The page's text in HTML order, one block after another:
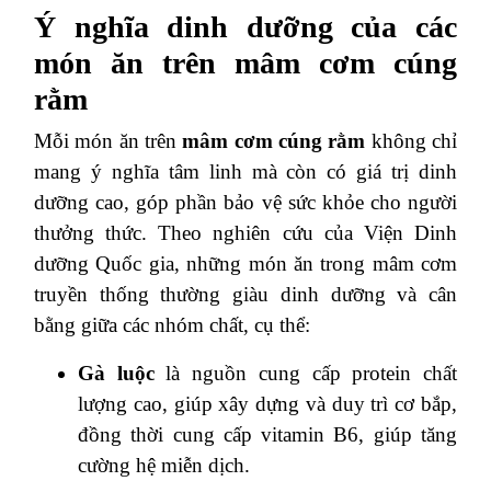
Ý nghĩa dinh dưỡng của các
món ăn trên mâm cơm cúng
rằm
Mỗi món ăn trênmâm cơm cúng rằm không chỉ
mang ý nghĩa tâm linh mà còn có giá trị dinh
dưỡng cao, góp phần bảo vệ sức khỏe cho người
thưởng thức. Theo nghiên cứu của Viện Dinh
dưỡng Quốc gia, những món ăn trong mâm cơm
truyền thống thường giàu dinh dưỡng và cân
bằng giữa các nhóm chất, cụ thể:
Gà luộclà nguồn cung cấp protein chất
lượng cao, giúp xây dựng và duy trì cơ bắp,
đồng thời cung cấp vitamin B6, giúp tăng
cường hệ miễn dịch.